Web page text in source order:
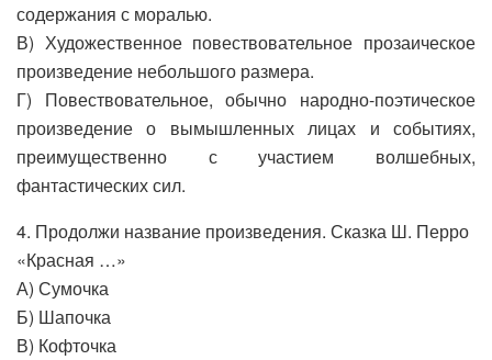
содержания с моралью.
В) Художественное повествовательное прозаическое
произведение небольшого размера.
Г) Повествовательное, обычно народно-поэтическое
произведение о вымышленных лицах и событиях,
преимущественно с участием волшебных,
фантастических сил.
4. Продолжи название произведения. Сказка Ш. Перро
«Красная …»
А) Сумочка
Б) Шапочка
В) Кофточка